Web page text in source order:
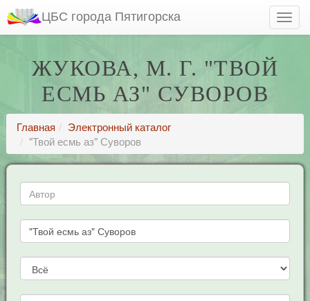
ЦБС города Пятигорска
ЖУКОВА, М. Г. "ТВОЙ
ЕСМЬ АЗ" СУВОРОВ
Главная
Электронный каталог
"Твой есмь аз" Суворов